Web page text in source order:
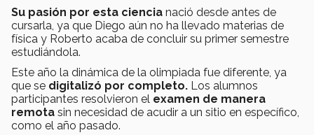
Su pasión por esta ciencia nació desde antes de
cursarla, ya que Diego aún no ha llevado materias de
física y Roberto acaba de concluir su primer semestre
estudiándola.
Este año la dinámica de la olimpiada fue diferente, ya
que se digitalizó por completo. Los alumnos
participantes resolvieron el examen de manera
remota sin necesidad de acudir a un sitio en específico,
como el año pasado.